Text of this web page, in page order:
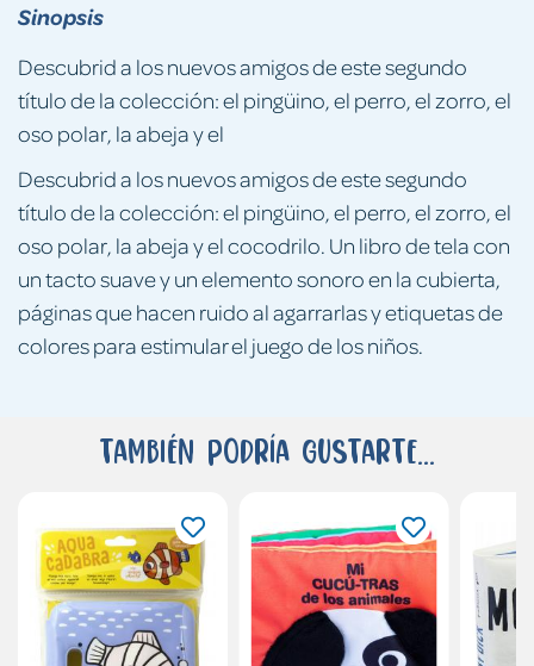
Sinopsis
Descubrid a los nuevos amigos de este segundo
título de la colección: el pingüino, el perro, el zorro, el
oso polar, la abeja y el
Descubrid a los nuevos amigos de este segundo
título de la colección: el pingüino, el perro, el zorro, el
oso polar, la abeja y el cocodrilo. Un libro de tela con
un tacto suave y un elemento sonoro en la cubierta,
páginas que hacen ruido al agarrarlas y etiquetas de
colores para estimular el juego de los niños.
También podría gustarte...